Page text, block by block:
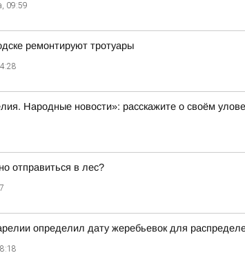
09:59
ремонтируют тротуары
Народные новости»: расскажите о своём улове
отправиться в лес?
определил дату жеребьевок для